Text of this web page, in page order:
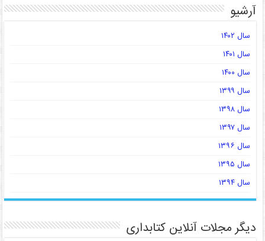
آرشیو
سال ۱۴۰۲
سال ۱۴۰۱
سال ۱۴۰۰
سال ۱۳۹۹
سال ۱۳۹۸
سال ۱۳۹۷
سال ۱۳۹۶
سال ۱۳۹۵
سال ۱۳۹۴
دیگر مجلات آنلاین کتابداری